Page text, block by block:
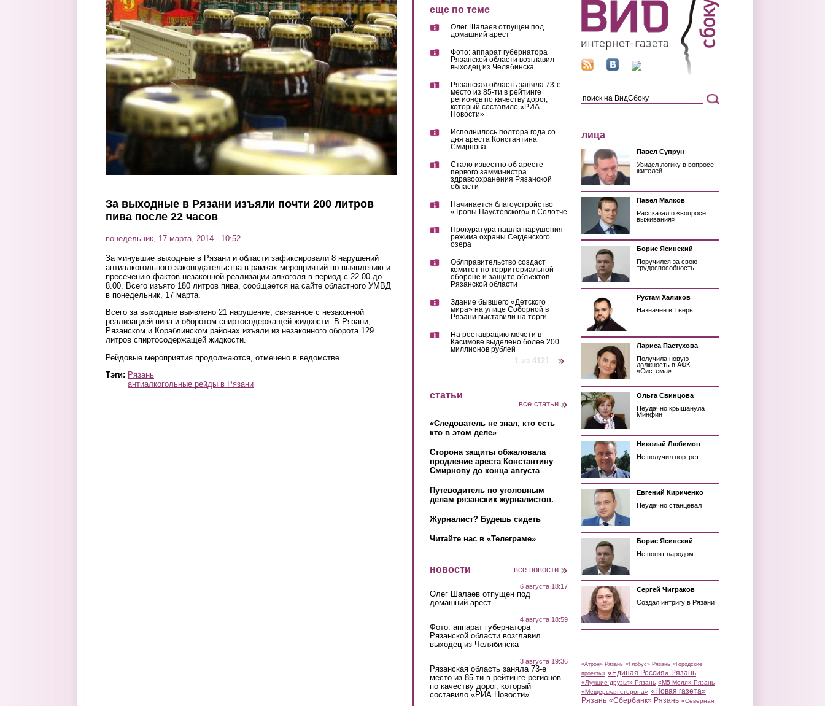
Перейти к основному содержанию
За выходные в Рязани изъяли почти 200 литров
пива после 22 часов
понедельник, 17 марта, 2014 - 10:52
За минувшие выходные в Рязани и области зафиксировали 8 нарушений
антиалкогольного законодательства в рамках мероприятий по выявлению и
пресечению фактов незаконной реализации алкоголя в период с 22.00 до
8.00. Всего изъято 180 литров пива, сообщается на сайте областного УМВД
в понедельник, 17 марта.
Всего за выходные выявлено 21 нарушение, связанное с незаконной
реализацией пива и оборотом спиртосодержащей жидкости. В Рязани,
Рязанском и Кораблинском районах изъяли из незаконного оборота 129
литров спиртосодержащей жидкости.
Рейдовые мероприятия продолжаются, отмечено в ведомстве.
Тэги: Рязань
антиалкогольные рейды в Рязани
еще по теме
Олег Шалаев отпущен под
домашний арест
Фото: аппарат губернатора
Рязанской области возглавил
выходец из Челябинска
Рязанская область заняла 73-е
место из 85-ти в рейтинге
регионов по качеству дорог,
который составило «РИА
Новости»
Исполнилось полтора года со
дня ареста Константина
Смирнова
Стало известно об аресте
первого замминистра
здравоохранения Рязанской
области
Начинается благоустройство
«Тропы Паустовского» в Солотче
Прокуратура нашла нарушения
режима охраны Сегденского
озера
Облправительство создаст
комитет по территориальной
обороне и защите объектов
Рязанской области
Здание бывшего «Детского
мира» на улице Соборной в
Рязани выставили на торги
На реставрацию мечети в
Касимове выделено более 200
миллионов рублей
1 из 4121
статьи
все статьи
«Следователь не знал, кто есть
кто в этом деле»
Сторона защиты обжаловала
продление ареста Константину
Смирнову до конца августа
Путеводитель по уголовным
делам рязанских журналистов.
Журналист? Будешь сидеть
Читайте нас в «Телеграме»
новости все новости
6 августа 18:17
Олег Шалаев отпущен под
домашний арест
4 августа 18:59
Фото: аппарат губернатора
Рязанской области возглавил
выходец из Челябинска
3 августа 19:36
Рязанская область заняла 73-е
место из 85-ти в рейтинге регионов
по качеству дорог, который
составило «РИА Новости»
лица
Павел Супрун
Увидел логику в вопросе
жителей
Павел Малков
Рассказал о «вопросе
выживания»
Борис Ясинский
Поручился за свою
трудоспособность
Рустам Халиков
Назначен в Тверь
Лариса Пастухова
Получила новую
должность в АФК
«Система»
Ольга Свинцова
Неудачно крышанула
Минфин
Николай Любимов
Не получил портрет
Евгений Кириченко
Неудачно станцевал
Борис Ясинский
Не понят народом
Сергей Чиграков
Создал интригу в Рязани
«Атрон» Рязань «Глобус» Рязань «Городские
проекты» «Единая Россия» Рязань
«Лучшие друзья» Рязань «М5 Молл» Рязань
«Мещерская сторона» «Новая газета»
Рязань «Сбербанк» Рязань «Северная